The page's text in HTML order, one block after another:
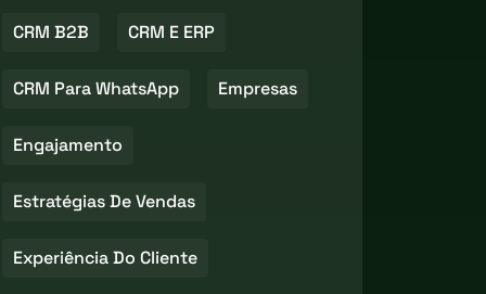
CRM B2B CRM E ERP
CRM Para WhatsApp Empresas
Engajamento
Estratégias De Vendas
Experiência Do Cliente